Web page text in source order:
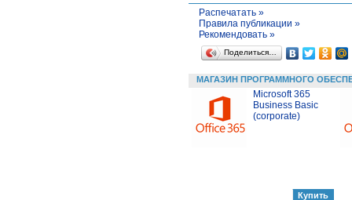
Распечатать »
Правила публикации »
Рекомендовать »
Поделиться…
МАГАЗИН ПРОГРАММНОГО
Microsoft 365
Business Basic
(corporate)